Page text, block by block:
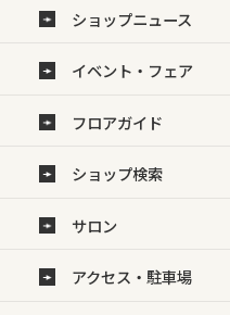
ショップニュース
イベント・フェア
フロアガイド
ショップ検索
サロン
アクセス・駐車場